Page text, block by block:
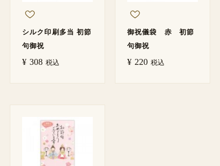
シルク印刷多当 初節
句御祝
¥ 308 税込
御祝儀袋 赤 初節
句御祝
¥ 220 税込